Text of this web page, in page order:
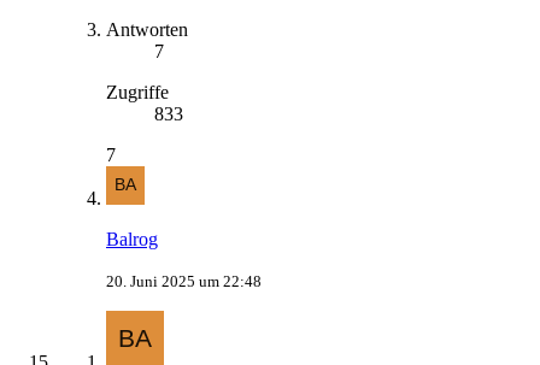
Antworten
7
Zugriffe
833
7
Balrog
20. Juni 2025 um 22:48